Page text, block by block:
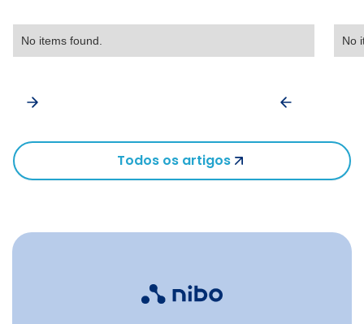
No items found. No
Todos os artigos